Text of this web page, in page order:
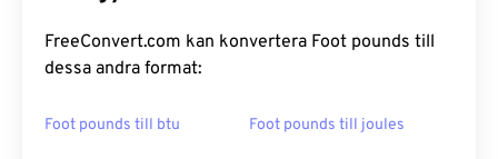
FreeConvert.com kan konvertera Foot pounds till
dessa andra format:
Foot pounds till btu Foot pounds till joules